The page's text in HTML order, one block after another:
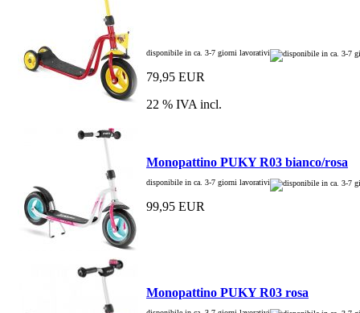
disponibile in ca. 3-7 giorni lavorativi
79,95 EUR
22 % IVA incl.
Monopattino PUKY R03 bianco/rosa
disponibile in ca. 3-7 giorni lavorativi
99,95 EUR
Monopattino PUKY R03 rosa